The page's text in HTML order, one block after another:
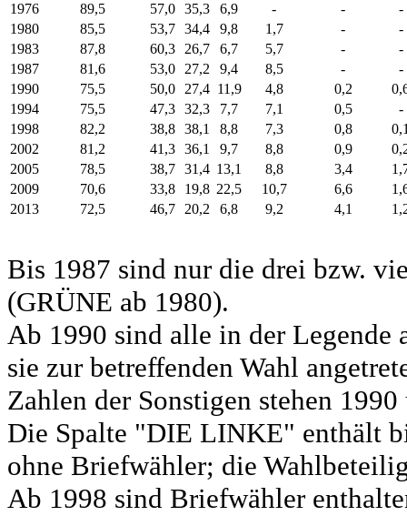
1976
89,5 57,0 35,3 6,9 - -
-
1980
85,5 53,7 34,4 9,8 1,7 -
-
1983
87,8 60,3 26,7 6,7 5,7 -
-
1987
81,6 53,0 27,2 9,4 8,5 -
-
1990
75,5 50,0 27,4 11,9 4,8 0,2
1994
75,5 47,3 32,3 7,7 7,1 0,5
-
1998
82,2 38,8 38,1 8,8 7,3 0,8
2002
81,2 41,3 36,1 9,7 8,8 0,9
2005
78,5 38,7 31,4 13,1 8,8 3,4
2009
70,6 33,8 19,8 22,5 10,7 6,6
2013
72,5 46,7 20,2 6,8 9,2 4,1
Bis 1987 sind nur die drei bzw.
(GRÜNE ab 1980).
Ab 1990 sind alle in der Legende
sie zur betreffenden Wahl
Zahlen der Sonstigen stehen
Die Spalte "DIE LINKE" enthält
ohne Briefwähler; die
Ab 1998 sind Briefwähler